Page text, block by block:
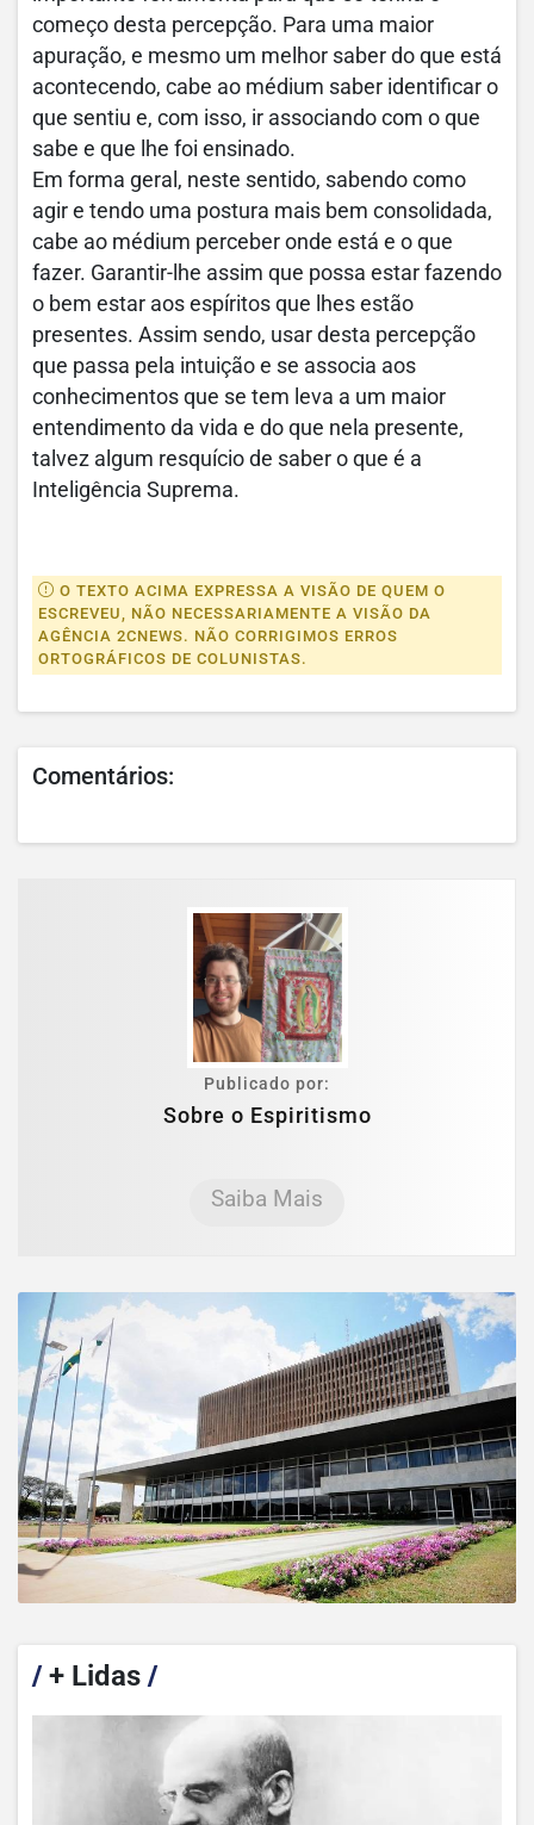
começo desta percepção. Para uma maior
apuração, e mesmo um melhor saber do que está
acontecendo, cabe ao médium saber identificar o
que sentiu e, com isso, ir associando com o que
sabe e que lhe foi ensinado.
Em forma geral, neste sentido, sabendo como
agir e tendo uma postura mais bem consolidada,
cabe ao médium perceber onde está e o que
fazer. Garantir-lhe assim que possa estar fazendo
o bem estar aos espíritos que lhes estão
presentes. Assim sendo, usar desta percepção
que passa pela intuição e se associa aos
conhecimentos que se tem leva a um maior
entendimento da vida e do que nela presente,
talvez algum resquício de saber o que é a
Inteligência Suprema.
O TEXTO ACIMA EXPRESSA A VISÃO DE QUEM O
ESCREVEU, NÃO NECESSARIAMENTE A VISÃO DA
AGÊNCIA 2CNEWS. NÃO CORRIGIMOS ERROS
ORTOGRÁFICOS DE COLUNISTAS.
Comentários:
Publicado por:
Sobre o Espiritismo
Saiba Mais
/+ Lidas /